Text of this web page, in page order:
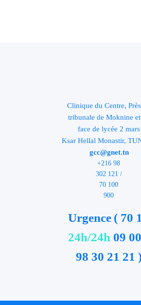
Clinique du Centre,
tribunale de Moknine et
face de lycée 2 mars
Ksar Hellal Monastir,
gcc@gnet.tn
+216 98
302 121 /
70 100
900
Urgence
24h/24h
( 70
09
98 30 21 21